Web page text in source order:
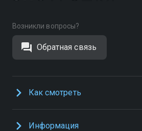
Возникли вопросы?
Обратная связь
Как смотреть
Информация